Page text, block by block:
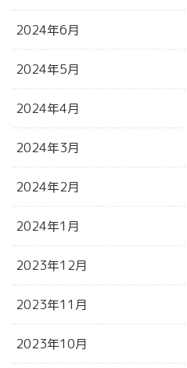
2024年6月
2024年5月
2024年4月
2024年3月
2024年2月
2024年1月
2023年12月
2023年11月
2023年10月